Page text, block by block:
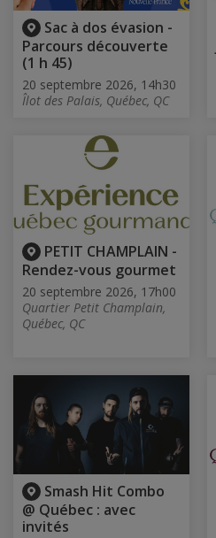
Sac à dos évasion -
Parcours découverte
(1 h 45)
20 septembre 2026, 14h30
Îlot des Palais, Québec, QC
PETIT CHAMPLAIN -
Rendez-vous gourmet
20 septembre 2026, 17h00
Quartier Petit Champlain,
Québec, QC
Smash Hit Combo
@ Québec : avec
invités